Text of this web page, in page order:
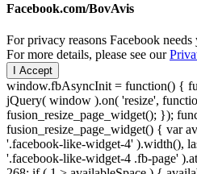
Facebook.com/BovAvis
For privacy reasons Facebook
For more details, please see our
I Accept
window.fbAsyncInit = function() {
jQuery( window ).on( 'resize',
fusion_resize_page_widget(); });
fusion_resize_page_widget() { var
'.facebook-like-widget-4' ).width(),
'.facebook-like-widget-4 .fb-page'